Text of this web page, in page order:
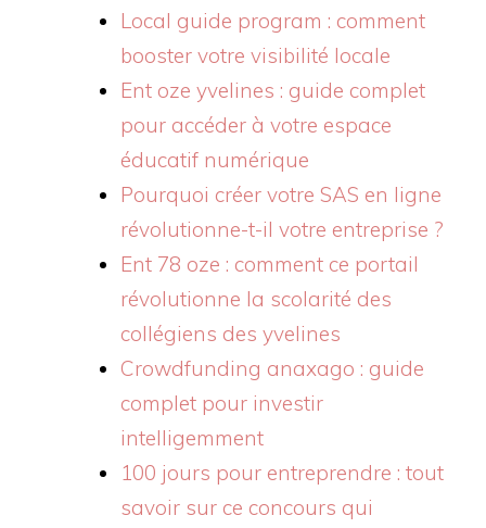
Local guide program : comment
booster votre visibilité locale
Ent oze yvelines : guide complet
pour accéder à votre espace
éducatif numérique
Pourquoi créer votre SAS en ligne
révolutionne-t-il votre entreprise ?
Ent 78 oze : comment ce portail
révolutionne la scolarité des
collégiens des yvelines
Crowdfunding anaxago : guide
complet pour investir
intelligemment
100 jours pour entreprendre : tout
savoir sur ce concours qui